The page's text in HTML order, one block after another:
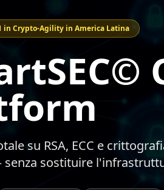
in Crypto-Agility in America Latina
su RSA, ECC e
sostituire